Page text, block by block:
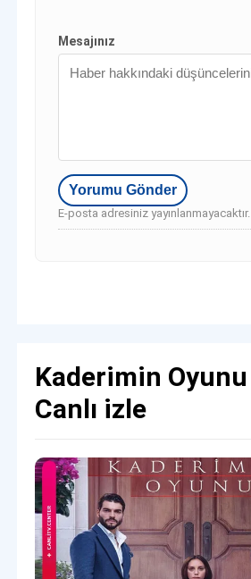
Mesajınız
E-posta adresiniz yayınlanmayacaktır.
Kaderimin Oyunu
Canlı izle